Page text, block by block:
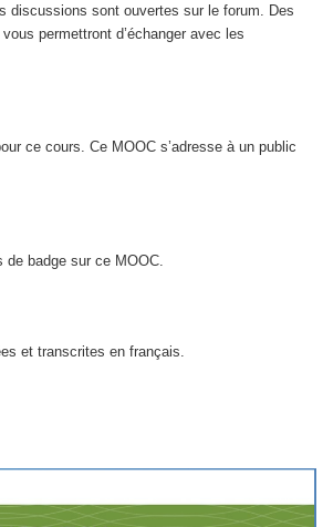
discussions sont ouvertes sur le forum. Des
permettront d’échanger avec les
ce cours. Ce MOOCs’adresse à un public
de badge sur ce MOOC.
et transcrites en français.